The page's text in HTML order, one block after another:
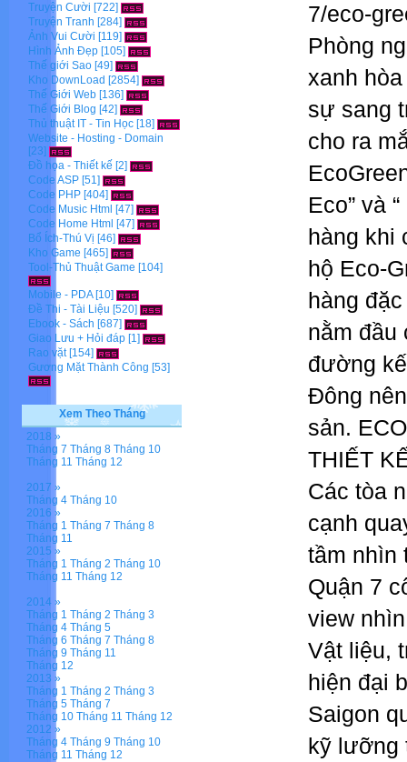
7/eco-
Phòng
xanh
sự sang
cho ra
Eco” và
hàng khi
hộ Eco-
hàng
nằm đầu
đường
Đông
sản.
THIẾT
Các tòa
cạnh
tầm nhìn
Quận 7
view
Vật liệu,
hiện đại
Saigon
kỹ lưỡng
Truyện Cười [722]
Truyện Tranh [284]
Ảnh Vui Cười [119]
Hình Ảnh Đẹp [105]
Thế giới Sao [49]
Kho DownLoad [2854]
Thế Giới Web [136]
Thế Giới Blog [42]
Thủ thuật IT - Tin Học [18]
Website - Hosting - Domain
[23]
Đồ họa - Thiết kế [2]
Code ASP [51]
Code PHP [404]
Code Music Html [47]
Code Home Html [47]
Bổ Ích-Thú Vị [46]
Kho Game [465]
Tool-Thủ Thuật Game [104]
Mobile - PDA[10]
Đề Thi - Tài Liệu [520]
Ebook - Sách [687]
Giao Lưu + Hỏi đáp [1]
Rao vặt[154]
Gương Mặt Thành Công [53]
Xem Theo Tháng
2018 »
Tháng 7 Tháng 8 Tháng 10
Tháng 11 Tháng 12
2017 »
Tháng 4 Tháng 10
2016 »
Tháng 1 Tháng 7 Tháng 8
Tháng 11
2015 »
Tháng 1 Tháng 2 Tháng 10
Tháng 11 Tháng 12
2014 »
Tháng 1 Tháng 2 Tháng 3
Tháng 4 Tháng 5
Tháng 6 Tháng 7 Tháng 8
Tháng 9 Tháng 11
Tháng 12
2013 »
Tháng 1 Tháng 2 Tháng 3
Tháng 5 Tháng 7
Tháng 10 Tháng 11 Tháng 12
2012 »
Tháng 4 Tháng 9 Tháng 10
Tháng 11 Tháng 12